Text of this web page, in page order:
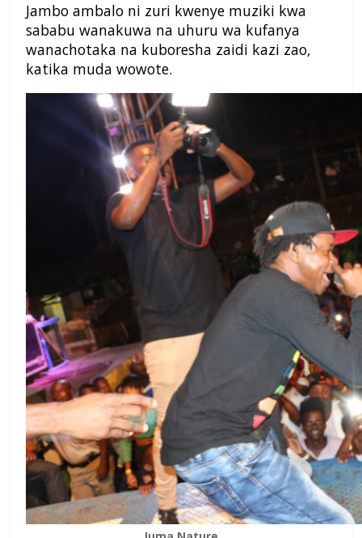
Jambo ambalo ni zuri kwenye muziki kwa
sababu wanakuwa na uhuru wa kufanya
wanachotaka na kuboresha zaidi kazi zao,
katika muda wowote.